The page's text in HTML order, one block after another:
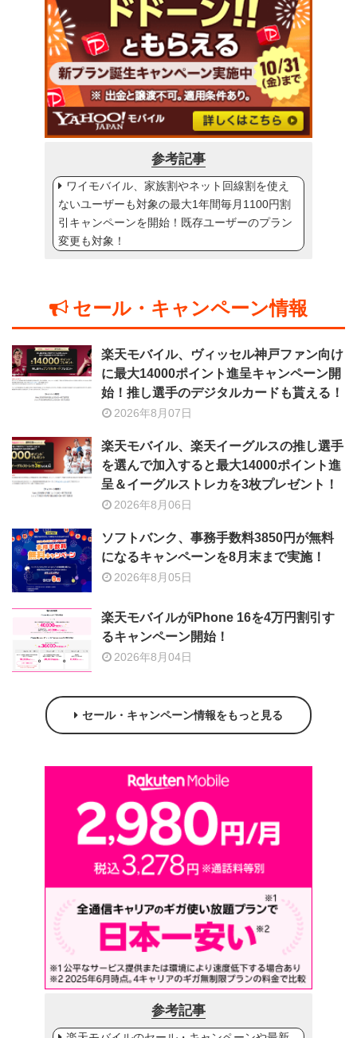
参考記事
ワイモバイル、家族割やネット回線割を使え
ないユーザーも対象の最大1年間毎月1100円割
引キャンペーンを開始！既存ユーザーのプラン
変更も対象！
セール・キャンペーン情報
楽天モバイル、ヴィッセル神戸ファン向け
に最大14000ポイント進呈キャンペーン開
始！推し選手のデジタルカードも貰える！
2026年8月07日
楽天モバイル、楽天イーグルスの推し選手
を選んで加入すると最大14000ポイント進
呈＆イーグルストレカを3枚プレゼント！
2026年8月06日
ソフトバンク、事務手数料3850円が無料
になるキャンペーンを8月末まで実施！
2026年8月05日
楽天モバイルがiPhone 16を4万円割引す
るキャンペーン開始！
2026年8月04日
セール・キャンペーン情報をもっと見る
参考記事